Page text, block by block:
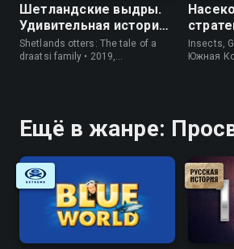
Шетландские выдры.
Удивительная история
одной семьи
Shetlands otters: The tale of a
draatsi family • 2019,
Insects,
Южная
Ещё в жанре: